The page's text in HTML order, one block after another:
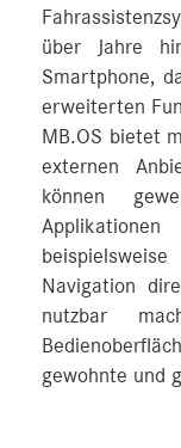
über Jahre
Smartphone,
erweiterten
MB.OS bietet
externen
können
Navigation
nutzbar
gewohnte und